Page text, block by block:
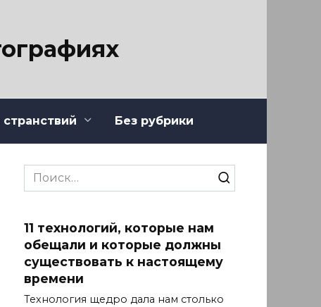
Без рубрики
Search
for:
11 технологий, которые нам
обещали и которые должны
существовать к настоящему
времени
Технология щедро дала нам столько